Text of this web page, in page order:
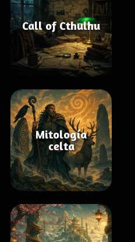
Call of Cthulhu
Mitología
celta